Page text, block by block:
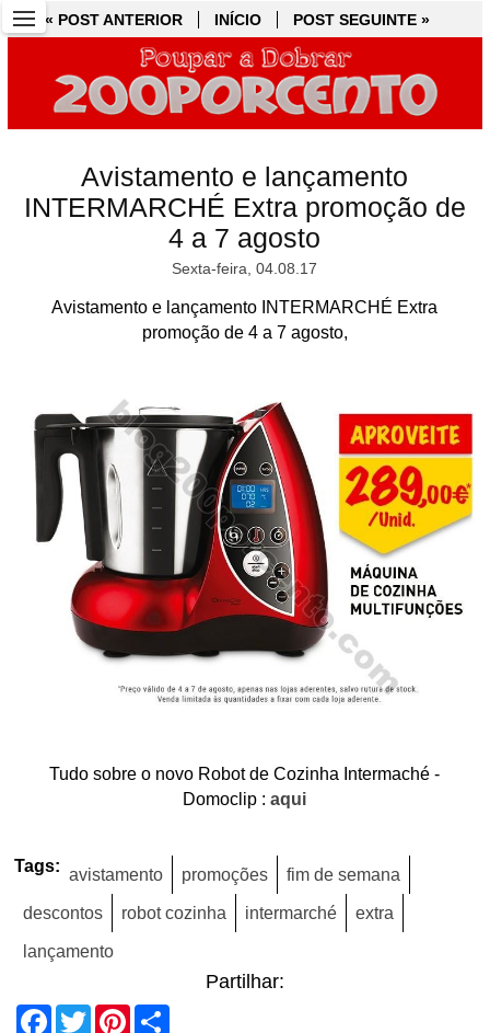
« POST ANTERIOR INÍCIO POST SEGUINTE »
Avistamento e lançamento
INTERMARCHÉ Extra promoção de
4 a 7 agosto
Sexta-feira, 04.08.17
Avistamento e lançamento INTERMARCHÉ Extra
promoção de 4 a 7 agosto,
Tudo sobre o novo Robot de Cozinha Intermaché -
Domoclip :aqui
Tags: avistamento promoções fim de semana
descontos robot cozinha intermarché extra
lançamento
Partilhar:
Facebook
TwitterPinterest
« POST ANTERIOR INÍCIO POST SEGUINTE »